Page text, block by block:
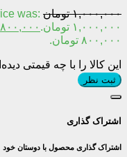
۱,۰۰۰,۰۰۰ تومان was:
۱,۰۰۰,۰۰۰ تومان.
۸۰۰,۰۰۰
۸۰۰,۰۰۰ تومان.
این کالا را با چه قیمتی
ثبت نظر
اشتراک گذاری
اشتراک گذاری محصول با دوستان خود